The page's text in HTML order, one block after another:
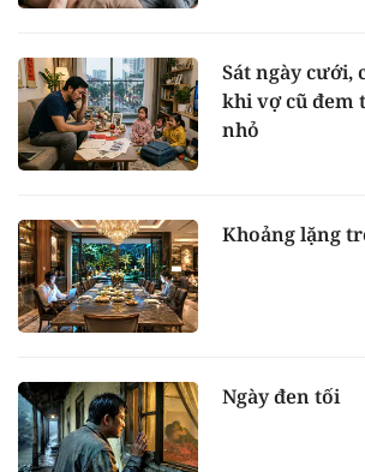
Sát ngày cưới,
khi vợ cũ đem
nhỏ
Khoảng lặng
Ngày đen tối